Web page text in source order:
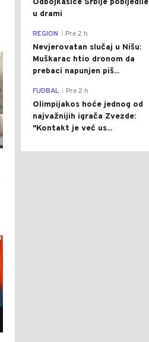
Odbojkašice Srbije pobijedile
u drami
REGION Pre 2 h
Nevjerovatan slučaj u Nišu:
Muškarac htio dronom da
prebaci napunjen piš...
FUDBAL Pre 2 h
Olimpijakos hoće jednog od
najvažnijih igrača Zvezde:
"Kontakt je već us...